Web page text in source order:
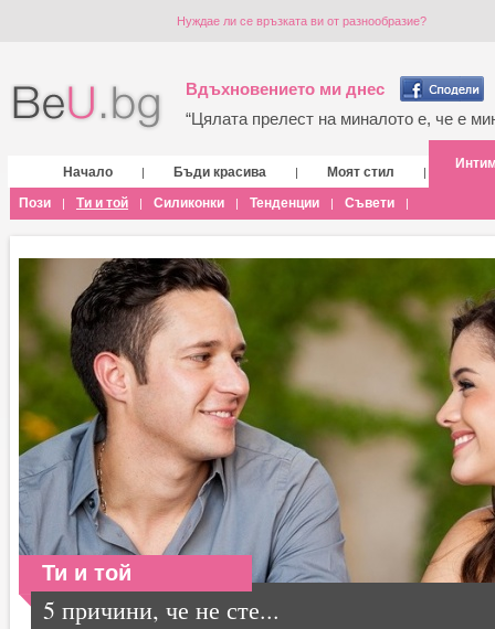
Нуждае ли се връзката ви от разнообразие?
Вдъхновението ми днес
“Цялата прелест на миналото е, че е
Начало | Бъди красива | Моят стил |
Пози | Ти и той | Силиконки | Тенденции | Съвети |
Ти и той
5 причини, че не сте...